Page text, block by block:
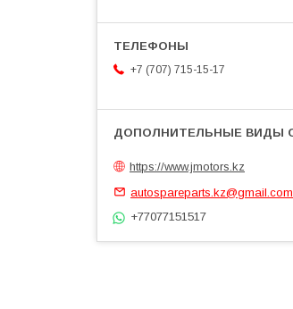
+7 (707) 715-15-17
https://www.jmotors.kz
autospareparts.kz@gmail.com
+77077151517